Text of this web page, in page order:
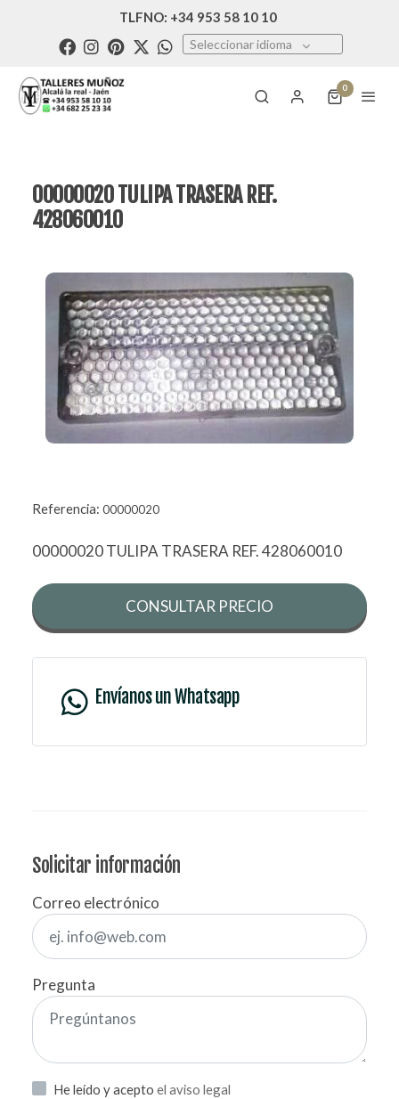
TLFNO: +34 953 58 10 10
Seleccionar idioma
0
00000020 TULIPA TRASERA REF.
428060010
Referencia: 00000020
00000020 TULIPA TRASERA REF. 428060010
CONSULTAR PRECIO
Envíanos un Whatsapp
Solicitar información
Correo electrónico
Pregunta
He leído y acepto el aviso legal